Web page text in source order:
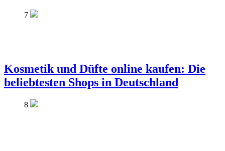
7
Kosmetik und Düfte online kaufen: Die
beliebtesten Shops in Deutschland
8